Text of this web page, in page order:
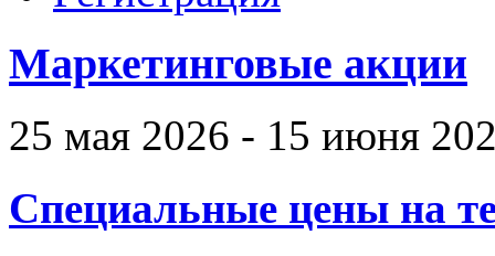
Маркетинговые акции
25 мая 2026 - 15 июня
Специальные цены на